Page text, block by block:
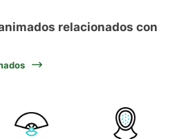
relacionados con